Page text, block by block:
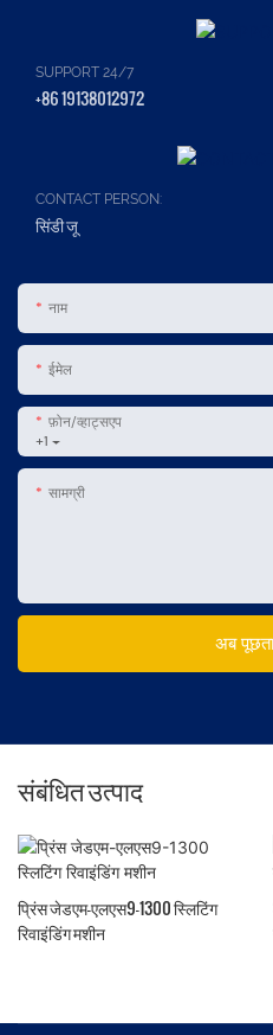
SUPPORT 24/7
+86 19138012972
CONTACT PERSON:
सिंडी जू
नाम
ईमेल
+1
फ़ोन/व्हाट्सएप
सामग्री
अब
संबंधित उत्पाद
प्रिंस जेडएम-एलएस9-1300 स्लिटिंग
रिवाइंडिंग मशीन